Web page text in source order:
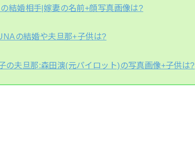
の結婚相手|嫁妻の名前+顔写真画像は?
の結婚や夫旦那+子供は?
の夫旦那:森田演(元パイロット)の写真画像+子供は?